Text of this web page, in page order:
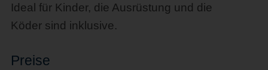
Ideal für Kinder, die Ausrüstung und die
Köder sind inklusive.
Preise